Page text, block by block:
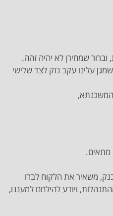
וברור שמחירן לא יהיה זהה.
עלינו עקב נזק לצד שלישי
המשכנתא,
מתאים.
משאיר את הלקוח לבדו
ויודע להילחם למעננו,